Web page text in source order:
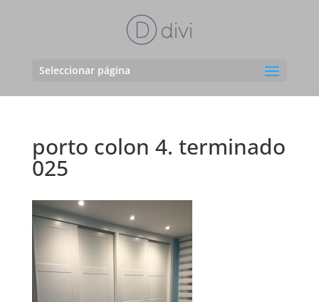
Seleccionar página
porto colon 4. terminado
025